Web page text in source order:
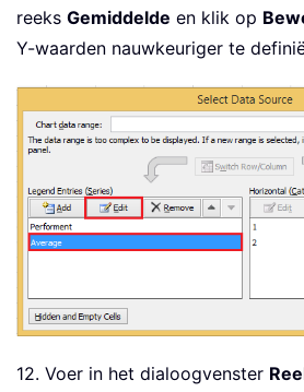
reeks Gemiddelde en klik op
Y-waarden nauwkeuriger te
12. Voer in het dialoogvenster